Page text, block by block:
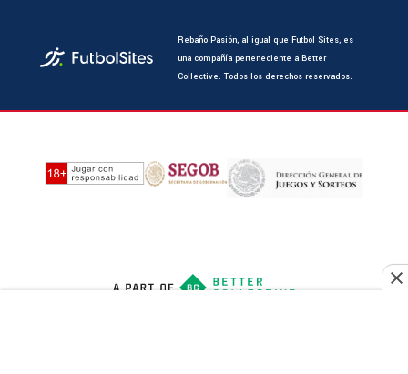
Rebaño Pasión, al igual que Futbol Sites, es
una compañía perteneciente a Better
Collective. Todos los derechos reservados.